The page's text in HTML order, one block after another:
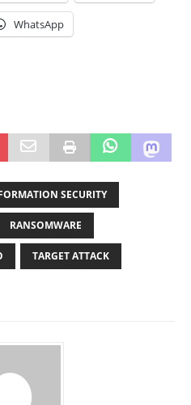
WhatsApp
SECURITY
RANSOMWARE
TARGET ATTACK